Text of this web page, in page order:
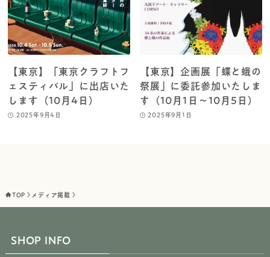
【東京】「東京クラフトフ
ェスティバル」に出店いた
します（10月4日）
2025年9月4日
【東京】企画展「蝶と蛾の
祭展」に委託参加いたしま
す（10月1日～10月5日）
2025年9月1日
TOP メディア掲載
SHOP INFO